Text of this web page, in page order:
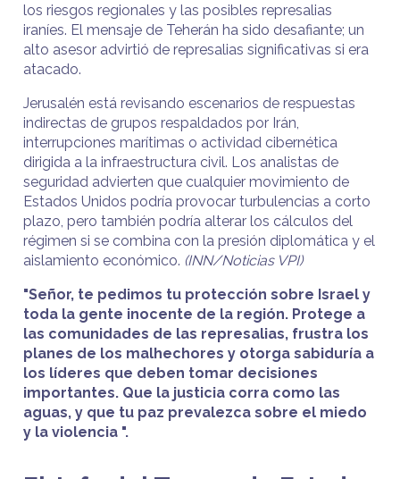
los riesgos regionales y las posibles represalias
iraníes. El mensaje de Teherán ha sido desafiante; un
alto asesor advirtió de represalias significativas si era
atacado.
Jerusalén está revisando escenarios de respuestas
indirectas de grupos respaldados por Irán,
interrupciones marítimas o actividad cibernética
dirigida a la infraestructura civil. Los analistas de
seguridad advierten que cualquier movimiento de
Estados Unidos podría provocar turbulencias a corto
plazo, pero también podría alterar los cálculos del
régimen si se combina con la presión diplomática y el
aislamiento económico. (INN/Noticias VPI)
"Señor, te pedimos tu protección sobre Israel y
toda la gente inocente de la región. Protege a
las comunidades de las represalias, frustra los
planes de los malhechores y otorga sabiduría a
los líderes que deben tomar decisiones
importantes. Que la justicia corra como las
aguas, y que tu paz prevalezca sobre el miedo
y la violencia ".